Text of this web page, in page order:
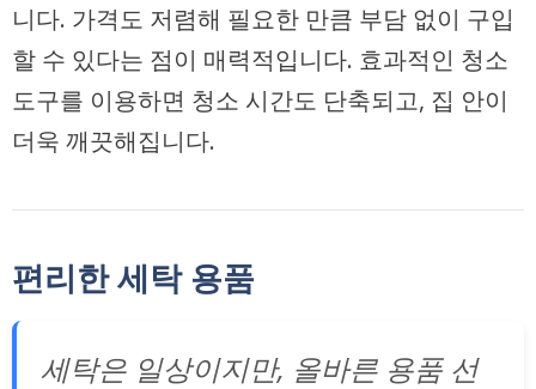
니다. 가격도 저렴해 필요한 만큼 부담 없이 구입
할 수 있다는 점이 매력적입니다. 효과적인 청소
도구를 이용하면 청소 시간도 단축되고, 집 안이
더욱 깨끗해집니다.
편리한 세탁 용품
세탁은 일상이지만, 올바른 용품 선